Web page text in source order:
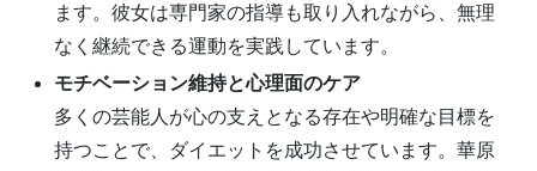
ます。彼女は専門家の指導も取り入れながら、無理
なく継続できる運動を実践しています。
モチベーション維持と心理面のケア
多くの芸能人が心の支えとなる存在や明確な目標を
持つことで、ダイエットを成功させています。華原